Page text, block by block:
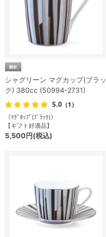
シャグリーン マグカップ(ブラッ
ク) 380cc (50994-2731)
5.0 （1）
（ﾏｸﾞｶｯﾌﾟ(ﾌﾞﾗｯｸ)）
【ギフト好適品】
5,500円(税込)